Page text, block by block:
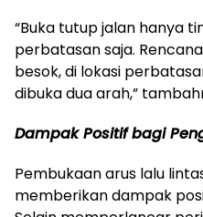
“Buka tutup jalan hanya
perbatasan saja.
besok, di lokasi
dibuka dua arah,”
Dampak Positif bagi
Pembukaan arus lalu
memberikan dampak